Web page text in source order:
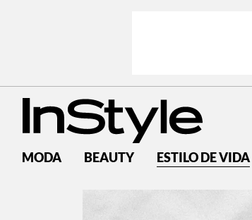
MODA BEAUTY ESTILO DE VIDA